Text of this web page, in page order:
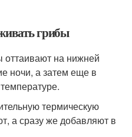
грибы
на нижней
ночи, а затем еще в
термическую
а сразу же добавляют в